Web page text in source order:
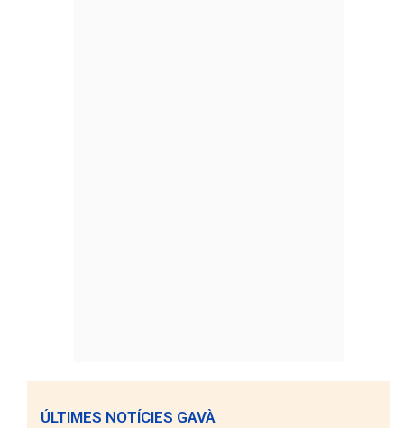
ÚLTIMES NOTÍCIES GAVÀ